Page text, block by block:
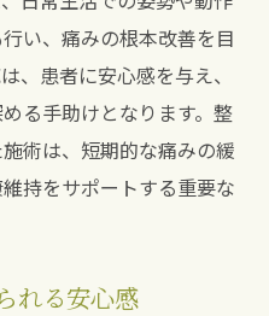
い、痛みの根本改善を目
、患者に安心感を与え、
る手助けとなります。整
術は、短期的な痛みの緩
持をサポートする重要な
れる安心感